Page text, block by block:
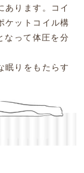
ります。
コイ
ケットコイル構
なって体圧を分
眠りをもたらす